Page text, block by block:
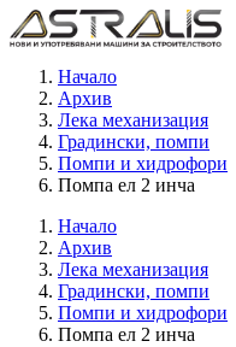
Начало
Архив
Лека механизация
Градински, помпи
Помпи и хидрофори
Помпа ел 2 инча
Начало
Архив
Лека механизация
Градински, помпи
Помпи и хидрофори
Помпа ел 2 инча